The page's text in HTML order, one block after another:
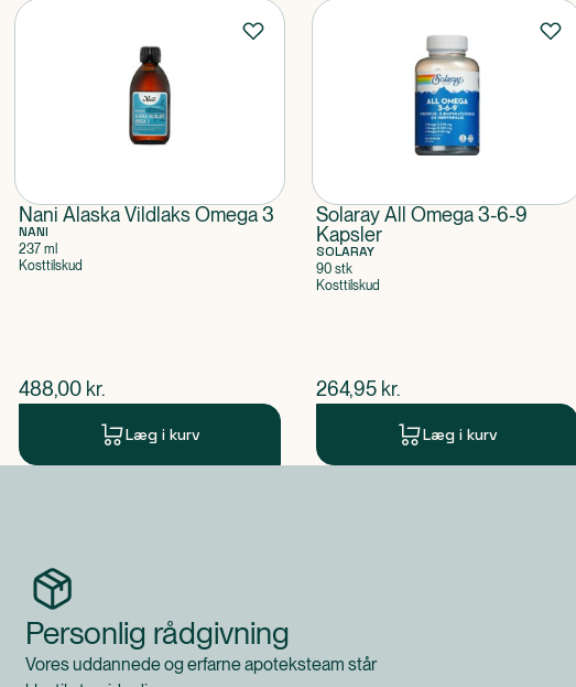
Nani Alaska Vildlaks Omega 3
NANI
237 ml
Kosttilskud
$nuværende pris
488,00 kr.
Læg i kurv
Solaray All Omega 3-6-9
Kapsler
SOLARAY
90 stk
Kosttilskud
$nuværende pris
264,95 kr.
Læg i kurv
Personlig rådgivning
Vores uddannede og erfarne apoteksteam står